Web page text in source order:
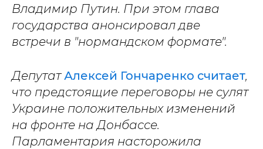
Владимир Путин. При этом глава
государства анонсировал две
встречи в "нормандском формате".
ДепутатАлексей Гончаренко считает,
что предстоящие переговоры не сулят
Украине положительных изменений
на фронте на Донбассе.
Парламентария насторожила